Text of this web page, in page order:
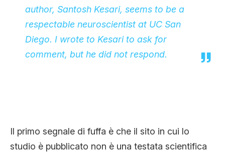
author, Santosh Kesari, seems to be a
respectable neuroscientist at UC San
Diego. I wrote to Kesari to ask for
comment, but he did not respond.
Il primo segnale di fuffa è che il sito in cui lo
studio è pubblicato non è una testata scientifica